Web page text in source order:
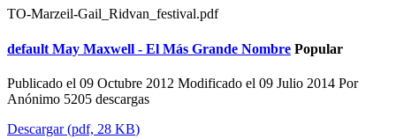
TO-Marzeil-Gail_Ridvan_festival.pdf
default May Maxwell - El Más Grande Nombre Popular
Publicado el 09 Octubre 2012 Modificado el 09 Julio 2014 Por
Anónimo 5205 descargas
Descargar(pdf, 28 KB)